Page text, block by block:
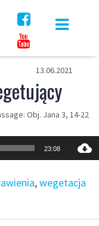
13.06.2021
Obj. Jana 3, 14-22
23:08
,wegetacja